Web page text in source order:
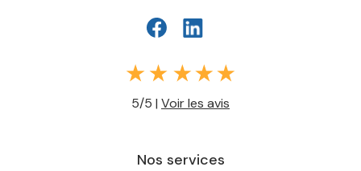
5/5 | Voir les avis
Nos services